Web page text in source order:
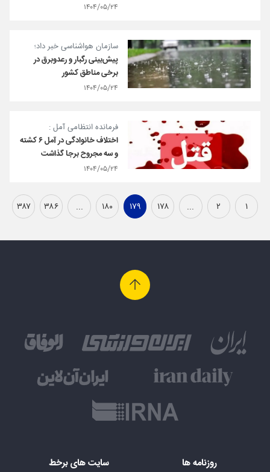
۱۴۰۴/۰۵/۲۴
سازمان هواشناسی خبر داد؛
پیش‌بینی رگبار و رعدوبرق در
برخی مناطق کشور
۱۴۰۴/۰۵/۲۴
فرمانده انتظامی آمل :
اختلاف خانوادگی در آمل ۶ کشته
و سه مجروح برجا گذاشت
۱۴۰۴/۰۵/۲۴
۱ ۲ ... ۱۷۸ ۱۷۹ ۱۸۰ ... ۳۸۶ ۳۸۷
روزنامه ها سایت های برخط